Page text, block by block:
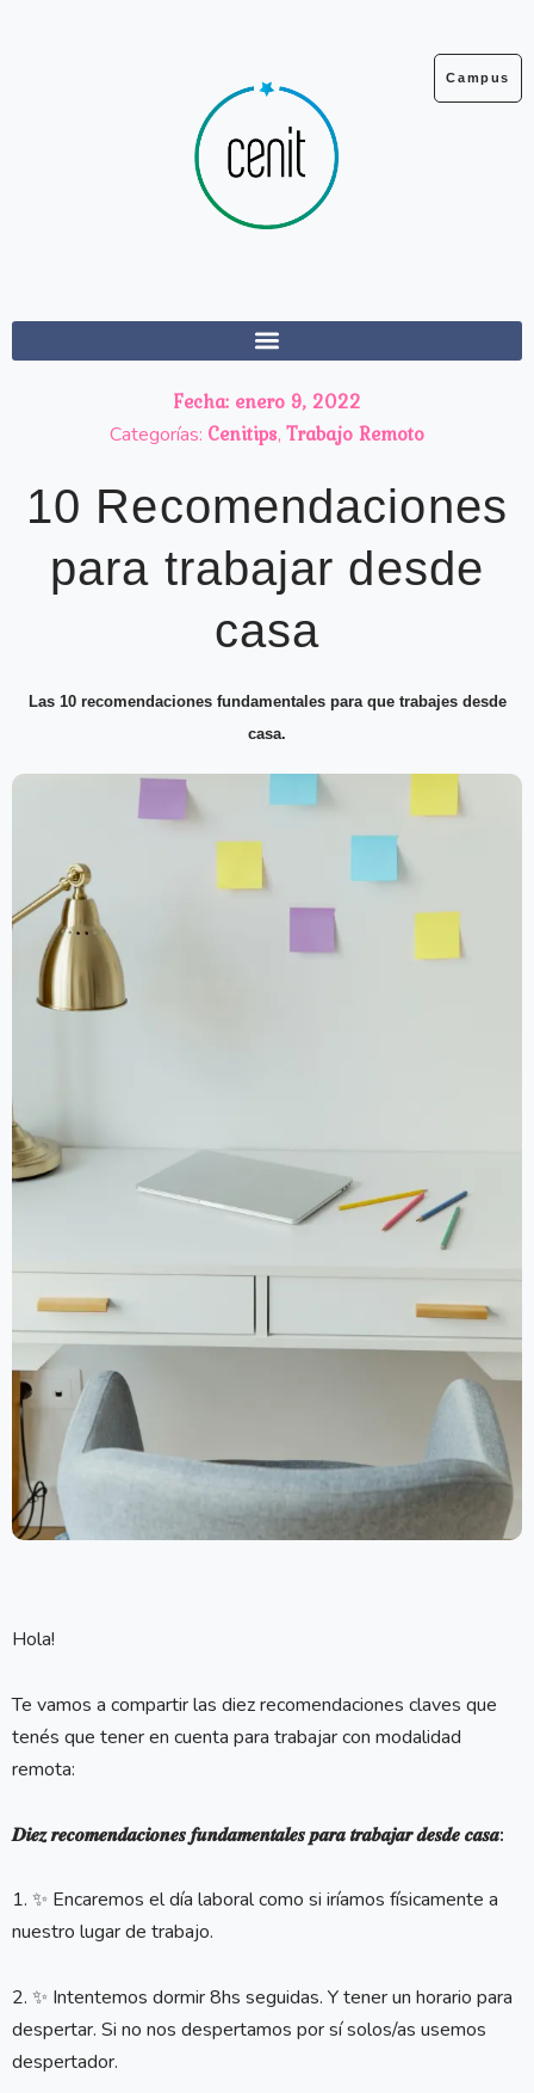
Campus
Fecha: enero 9, 2022
Categorías: Cenitips, Trabajo Remoto
10 Recomendaciones
para trabajar desde
casa
Las 10 recomendaciones fundamentales para que trabajes desde
casa.
Hola!
Te vamos a compartir las diez recomendaciones claves que
tenés que tener en cuenta para trabajar con modalidad
remota:
𝑫𝒊𝒆𝒛 𝒓𝒆𝒄𝒐𝒎𝒆𝒏𝒅𝒂𝒄𝒊𝒐𝒏𝒆𝒔 𝒇𝒖𝒏𝒅𝒂𝒎𝒆𝒏𝒕𝒂𝒍𝒆𝒔 𝒑𝒂𝒓𝒂 𝒕𝒓𝒂𝒃𝒂𝒋𝒂𝒓 𝒅𝒆𝒔𝒅𝒆 𝒄𝒂𝒔𝒂:
1. ✨ Encaremos el día laboral como si iríamos físicamente a
nuestro lugar de trabajo.
2. ✨ Intentemos dormir 8hs seguidas. Y tener un horario para
despertar. Si no nos despertamos por sí solos/as usemos
despertador.